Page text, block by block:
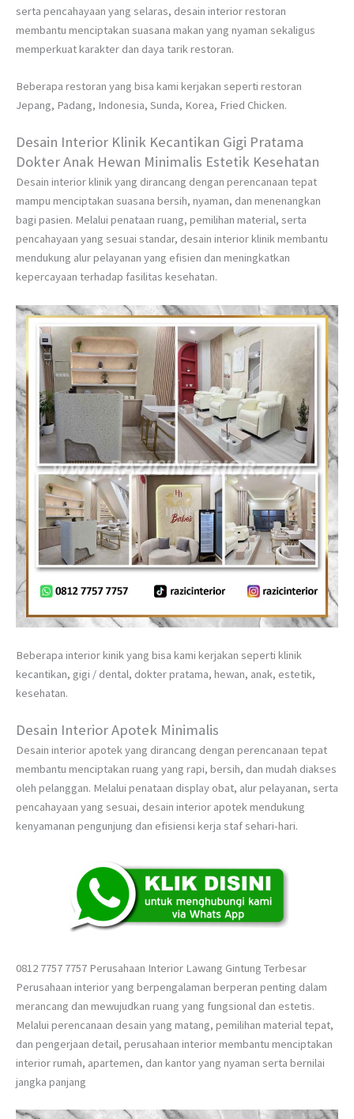
serta pencahayaan yang selaras, desain interior restoran
membantu menciptakan suasana makan yang nyaman sekaligus
memperkuat karakter dan daya tarik restoran.
Beberapa restoran yang bisa kami kerjakan seperti restoran
Jepang, Padang, Indonesia, Sunda, Korea, Fried Chicken.
Desain Interior Klinik Kecantikan Gigi Pratama
Dokter Anak Hewan Minimalis Estetik Kesehatan
Desain interior klinik yang dirancang dengan perencanaan tepat
mampu menciptakan suasana bersih, nyaman, dan menenangkan
bagi pasien. Melalui penataan ruang, pemilihan material, serta
pencahayaan yang sesuai standar, desain interior klinik membantu
mendukung alur pelayanan yang efisien dan meningkatkan
kepercayaan terhadap fasilitas kesehatan.
Beberapa interior kinik yang bisa kami kerjakan seperti klinik
kecantikan, gigi / dental, dokter pratama, hewan, anak, estetik,
kesehatan.
Desain Interior Apotek Minimalis
Desain interior apotek yang dirancang dengan perencanaan tepat
membantu menciptakan ruang yang rapi, bersih, dan mudah diakses
oleh pelanggan. Melalui penataan display obat, alur pelayanan, serta
pencahayaan yang sesuai, desain interior apotek mendukung
kenyamanan pengunjung dan efisiensi kerja staf sehari-hari.
0812 7757 7757 Perusahaan Interior Lawang Gintung Terbesar
Perusahaan interior yang berpengalaman berperan penting dalam
merancang dan mewujudkan ruang yang fungsional dan estetis.
Melalui perencanaan desain yang matang, pemilihan material tepat,
dan pengerjaan detail, perusahaan interior membantu menciptakan
interior rumah, apartemen, dan kantor yang nyaman serta bernilai
jangka panjang